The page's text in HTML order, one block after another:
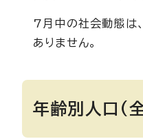
7月中の社会動態は
ありません。
年齢別人口(